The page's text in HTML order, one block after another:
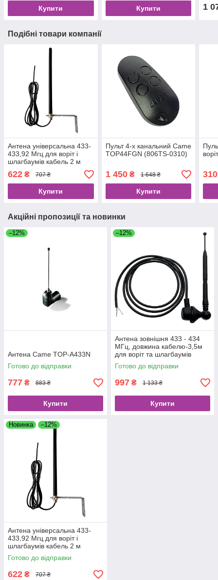
Купити Купити 1
Подібні товари компанії
Антена універсальна 433-
433,92 Мгц для воріт і
шлагбаумів кабель 2 м
622 ₴ 707 ₴
Купити
Пульт 4-х канальний Came
TOP44FGN (806TS-0310)
1 450₴ 1 648 ₴
Купити
310
Акційні пропозиції та новинки
–12%
Антена Came TOP-A433N
Готово до відправки
777 ₴ 883 ₴
Купити
–12%
Антена зовнішня 433 - 434
МГц, довжина кабелю-3,5м
для воріт та шлагбаумів
Готово до відправки
997 ₴ 1 133 ₴
Купити
Новинка –12%
Антена універсальна 433-
433,92 Мгц для воріт і
шлагбаумів кабель 2 м
Готово до відправки
622 ₴ 707 ₴